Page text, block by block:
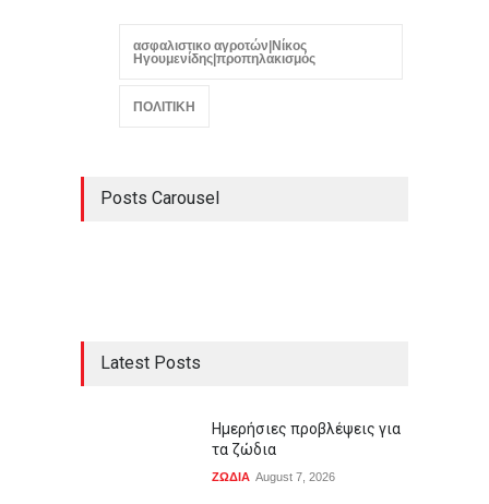
ασφαλιστικο αγροτών|Νίκος
Ηγουμενίδης|προπηλακισμός
ΠΟΛΙΤΙΚΗ
Posts Carousel
Latest Posts
Ημερήσιες προβλέψεις για
τα ζώδια
ΖΩΔΙΑ August 7, 2026